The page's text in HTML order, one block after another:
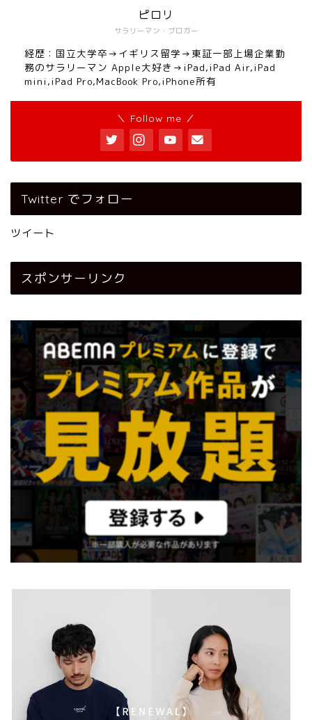
サラリーマン・ブロガー
ピロリ
経歴：国立大学卒→イギリス留学→東証一部上場企業勤
務のサラリーマン Apple大好き→iPad,iPad Air,iPad
mini,iPad Pro,MacBook Pro,iPhone所有
＼ Follow me ／
Twitter でフォロー
ツイート
スポンサーリンク